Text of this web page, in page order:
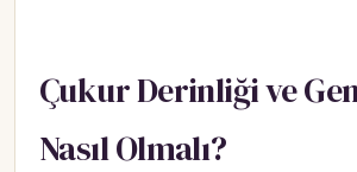
Çukur Derinliği ve
Nasıl Olmalı?